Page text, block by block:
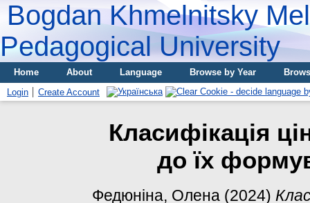
Bogdan Khmelnitsky
Pedagogical University
Home About Language Browse by Year
Login
Create Account
Класифікація
до їх
Федюніна, Олена (2024)